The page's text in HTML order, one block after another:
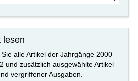
lesen
alle Artikel der Jahrgänge 2000
und zusätzlich ausgewählte Artikel
vergriffener Ausgaben.